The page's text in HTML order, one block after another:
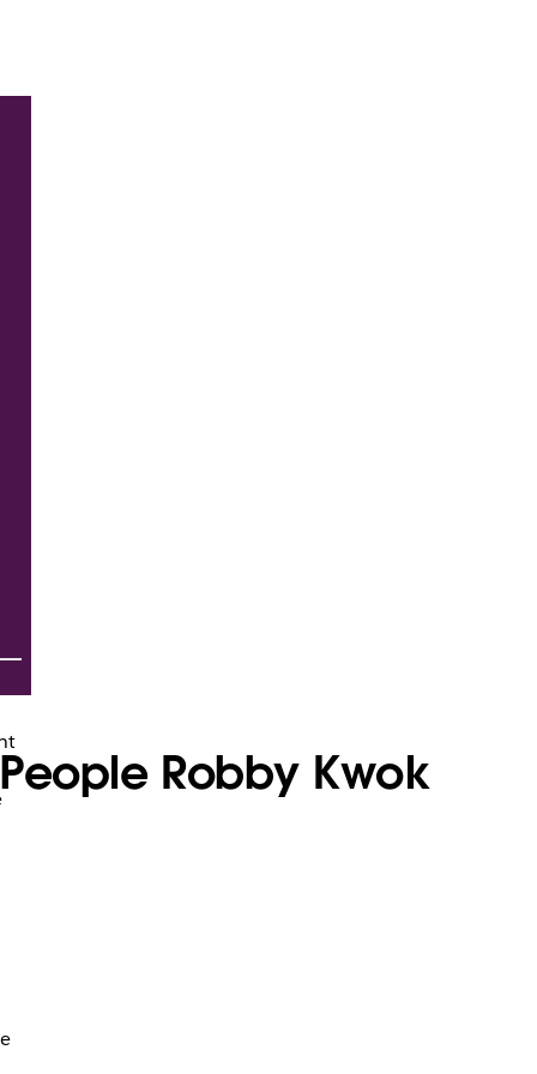
Robby Kwok